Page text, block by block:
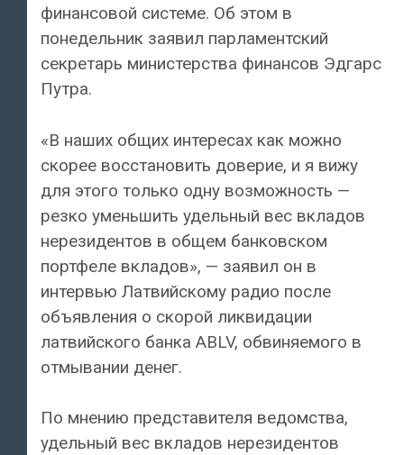
финансовой системе. Об этом в
понедельник заявил парламентский
секретарь министерства финансов Эдгарс
Путра.
«В наших общих интересах как можно
скорее восстановить доверие, и я вижу
для этого только одну возможность —
резко уменьшить удельный вес вкладов
нерезидентов в общем банковском
портфеле вкладов», — заявил он в
интервью Латвийскому радио после
объявления о скорой ликвидации
латвийского банка ABLV, обвиняемого в
отмывании денег.
По мнению представителя ведомства,
удельный вес вкладов нерезидентов